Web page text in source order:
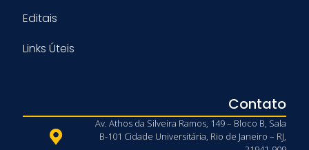
Editais
Links Úteis
Contato
Av. Athos da Silveira Ramos, 149 – Bloco B, Sala
B-101 Cidade Universitária, Rio de Janeiro – RJ,